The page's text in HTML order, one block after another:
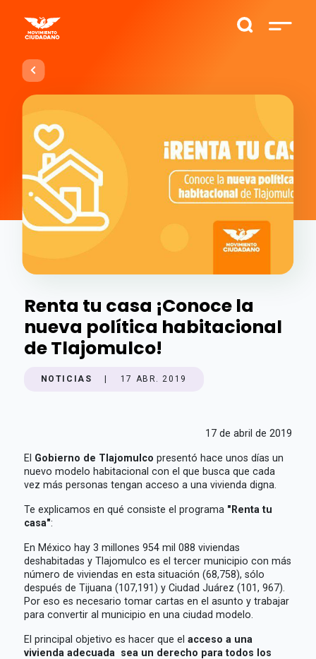
Renta tu casa ¡Conoce la
nueva política habitacional
de Tlajomulco!
NOTICIAS 17 ABR. 2019
17 de abril de 2019
El Gobierno de Tlajomulco presentó hace unos días un
nuevo modelo habitacional con el que busca que cada
vez más personas tengan acceso a una vivienda digna.
Te explicamos en qué consiste el programa "Renta tu
casa":
En México hay 3 millones 954 mil 088 viviendas
deshabitadas y Tlajomulco es el tercer municipio con más
número de viviendas en esta situación (68,758), sólo
después de Tijuana (107,191) y Ciudad Juárez (101, 967).
Por eso es necesario tomar cartas en el asunto y trabajar
para convertir al municipio en una ciudad modelo.
El principal objetivo es hacer que el acceso a una
vivienda adecuada sea un derecho para todos los